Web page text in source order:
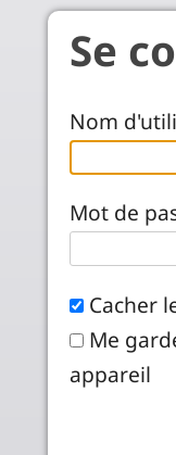
Aller au contenu
Se
Nom
Mot de
Cacher
Me
appareil